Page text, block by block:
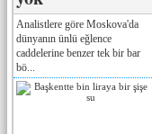
Analistlere göre Moskova'da
dünyanın ünlü eğlence
caddelerine benzer tek bir bar
bö...